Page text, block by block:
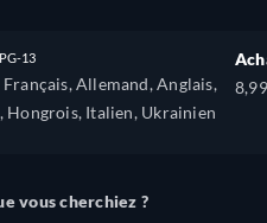
13
Français, Allemand, Anglais,
Hongrois, Italien, Ukrainien
vous cherchiez ?